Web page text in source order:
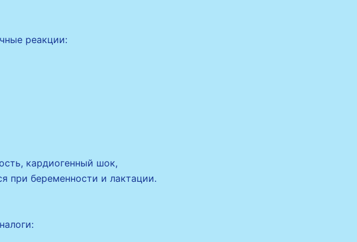
реакции:
кардиогенный шок,
при беременности и лактации.